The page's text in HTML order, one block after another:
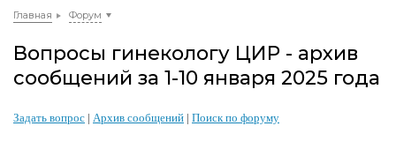
Главная Форум
Вопросы гинекологу ЦИР - архив
сообщений за 1-10 января 2025 года
Задать вопрос | Архив сообщений | Поиск по форуму